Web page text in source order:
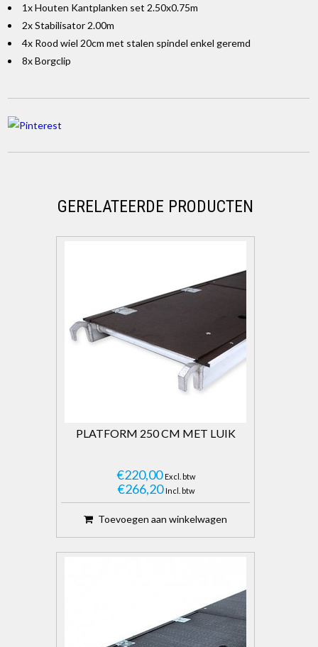
1x Houten Kantplanken set 2.50x0.75m
2x Stabilisator 2.00m
4x Rood wiel 20cm met stalen spindel enkel geremd
8x Borgclip
GERELATEERDE PRODUCTEN
PLATFORM 250 CM MET LUIK
€220,00 Excl. btw
€266,20 Incl. btw
Toevoegen aan winkelwagen